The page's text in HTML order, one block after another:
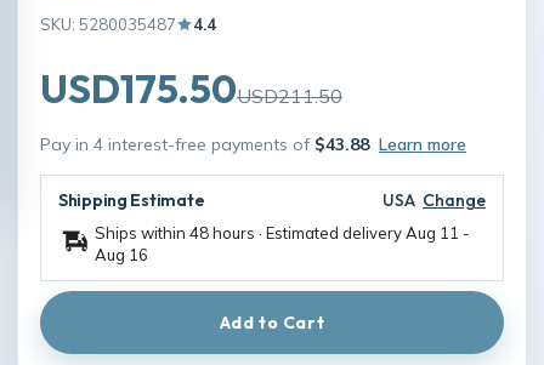
SKU: 5280035487 4.4
USD175.50USD211.50
Pay in 4 interest-free payments of $43.88 Learn more
Shipping Estimate USA Change
Ships within 48 hours · Estimated deliveryAug 11 -
Aug 16
Add to Cart